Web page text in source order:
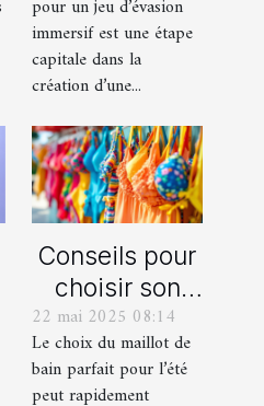
prochain jeu
d'évasion
immersif
pour un jeu d’évasion
immersif est une étape
capitale dans la
création d’une...
Conseils pour
choisir son
maillot de bain
idéal pour l'été
22 mai 2025 08:14
Le choix du maillot de
bain parfait pour l’été
peut rapidement